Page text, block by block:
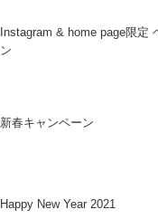
Instagram & home page限定
ン
新春キャンペーン
Happy New Year 2021